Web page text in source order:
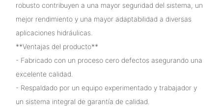
robusto contribuyen a una mayor seguridad del sistema, un
mejor rendimiento y una mayor adaptabilidad a diversas
aplicaciones hidráulicas.
**Ventajas del producto**
- Fabricado con un proceso cero defectos asegurando una
excelente calidad.
- Respaldado por un equipo experimentado y trabajador y
un sistema integral de garantía de calidad.